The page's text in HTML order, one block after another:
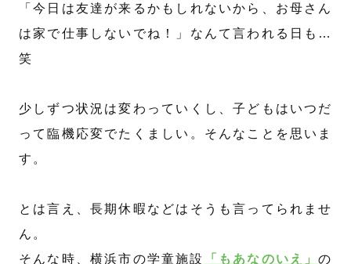
「今日は友達が来るかもしれないから、お母さん
は家で仕事しないでね！」なんて言われる日も…
笑
少しずつ状況は変わっていくし、子どもはいつだ
って臨機応変でたくましい。そんなことを思いま
す。
とは言え、長期休暇などはそうも言ってられませ
ん。
そんな時、横浜市の学童施設
「もあなのいえ」の